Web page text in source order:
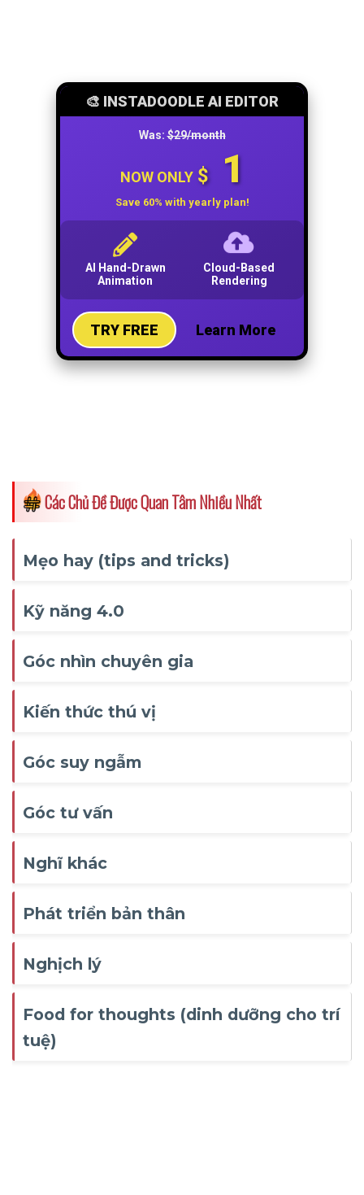
Các Chủ Đề Được Quan Tâm Nhiều Nhất
Mẹo hay (tips and tricks)
Kỹ năng 4.0
Góc nhìn chuyên gia
Kiến thức thú vị
Góc suy ngẫm
Góc tư vấn
Nghĩ khác
Phát triển bản thân
Nghịch lý
Food for thoughts (dinh dưỡng cho trí
tuệ)